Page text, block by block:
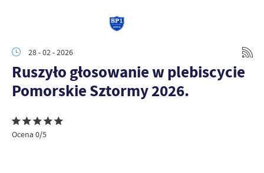
28 - 02 - 2026
Ruszyło głosowanie w plebiscycie
Pomorskie Sztormy 2026.
Ocena 0/5